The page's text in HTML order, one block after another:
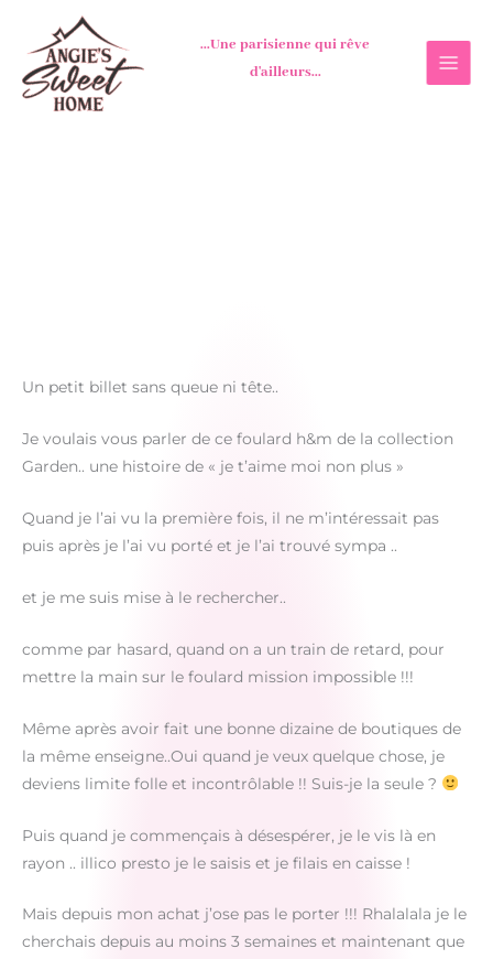
contenu
...Une parisienne qui rêve
d'ailleurs...
Un petit billet sans queue ni tête..
Je voulais vous parler de ce foulard h&m de la collection
Garden.. une histoire de « je t’aime moi non plus »
Quand je l’ai vu la première fois, il ne m’intéressait pas
puis après je l’ai vu porté et je l’ai trouvé sympa ..
et je me suis mise à le rechercher..
comme par hasard, quand on a un train de retard, pour
mettre la main sur le foulard mission impossible !!!
Même après avoir fait une bonne dizaine de boutiques de
la même enseigne..Oui quand je veux quelque chose, je
deviens limite folle et incontrôlable !! Suis-je la seule ?
Puis quand je commençais à désespérer, je le vis là en
rayon .. illico presto je le saisis et je filais en caisse !
Mais depuis mon achat j’ose pas le porter !!! Rhalalala je le
cherchais depuis au moins 3 semaines et maintenant que